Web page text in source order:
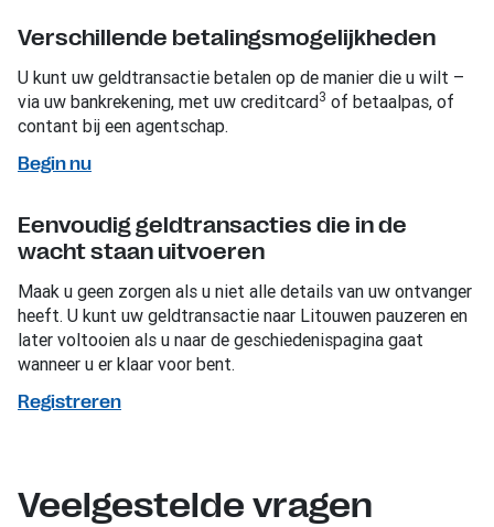
Verschillende betalingsmogelijkheden
U kunt uw geldtransactie betalen op de manier die u wilt –
via uw bankrekening, met uw creditcard3 of betaalpas, of
contant bij een agentschap.
Begin nu
Eenvoudig geldtransacties die in de
wacht staan uitvoeren
Maak u geen zorgen als u niet alle details van uw ontvanger
heeft. U kunt uw geldtransactie naar Litouwen pauzeren en
later voltooien als u naar de geschiedenispagina gaat
wanneer u er klaar voor bent.
Registreren
Veelgestelde vragen